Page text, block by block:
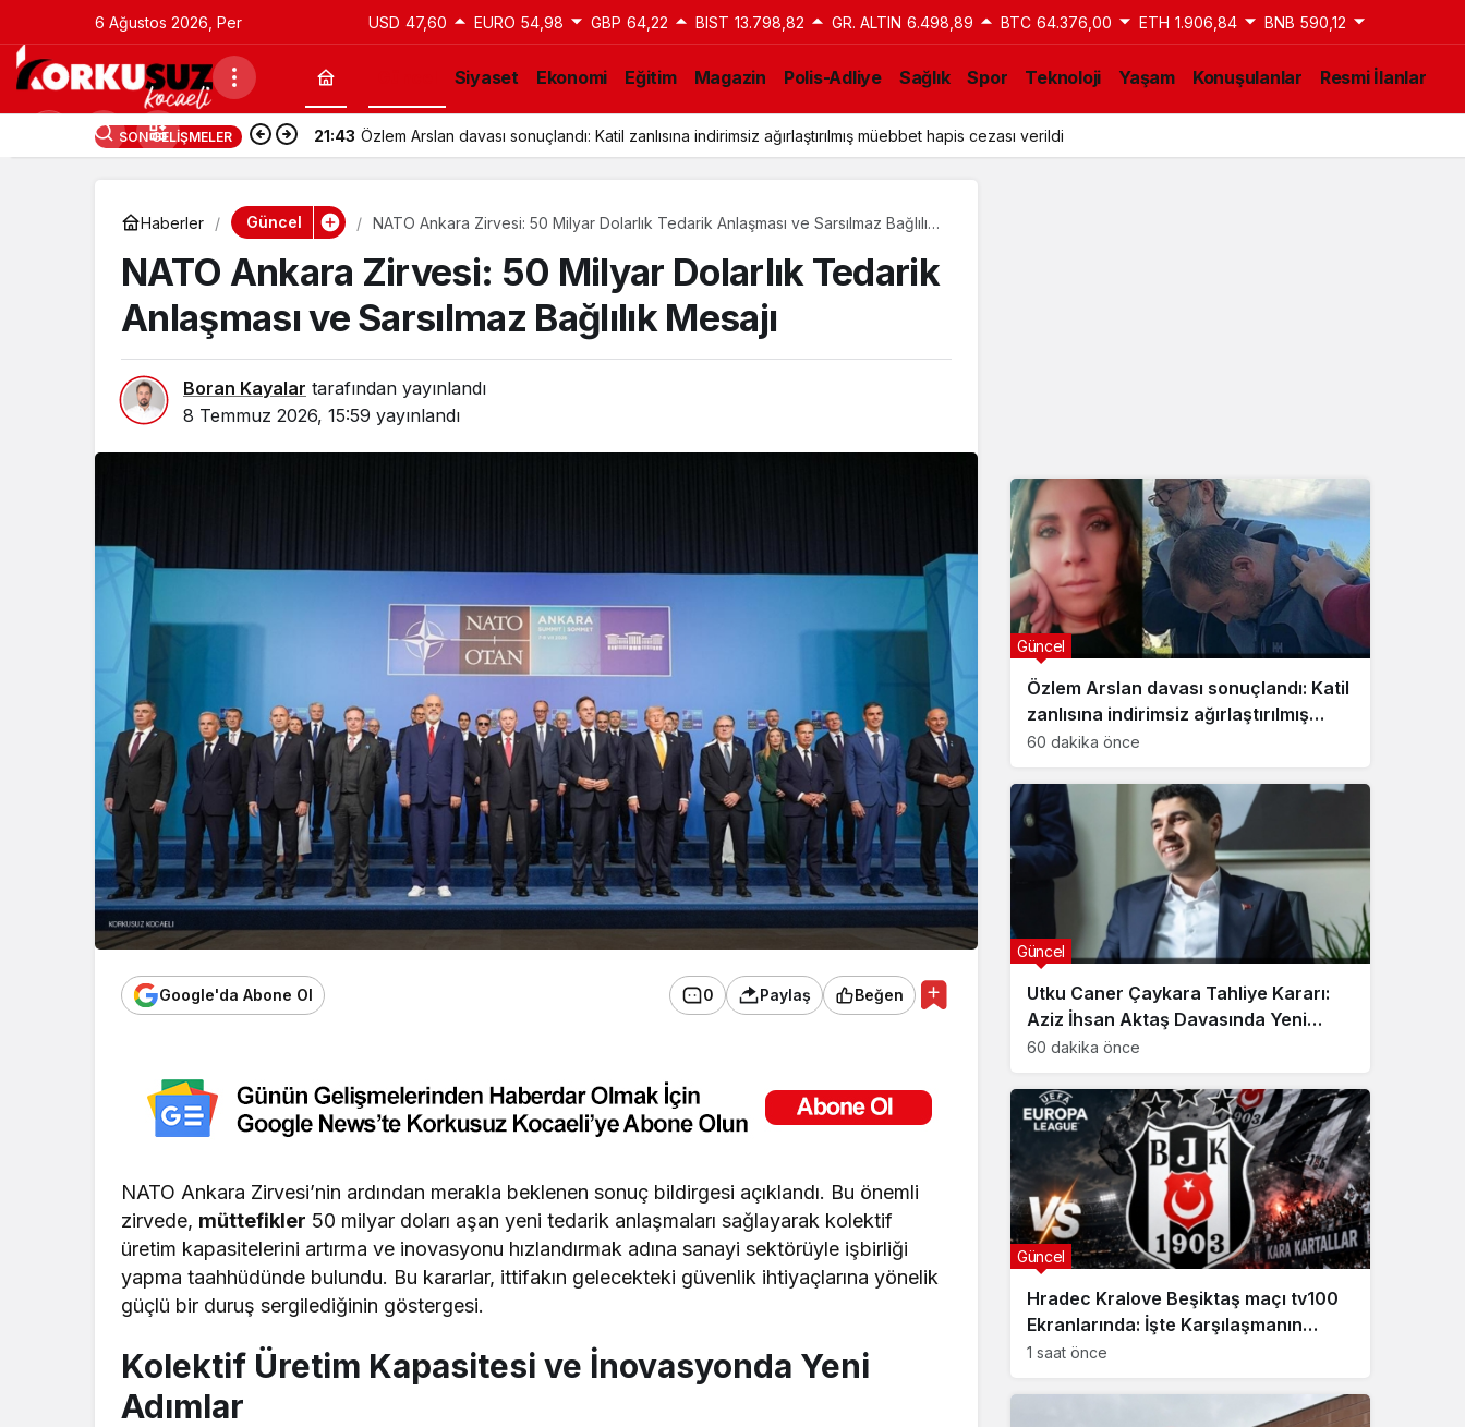
6 Ağustos 2026, Per USD 47,60 EURO 54,98 GBP 64,22 BIST 13.798,82 GR. ALTIN 6.498,89 BTC 64.376,00 ETH 1.906,84 BNB 590,12
Siyaset Ekonomi Eğitim Magazin Polis-Adliye Sağlık Spor Teknoloji Yaşam Konuşulanlar Resmi İlanlar
SON GELIŞMELER 21:43 Utku Caner Çaykara Tahliye Kararı: Aziz İhsan Aktaş Davasında Yeni Gelişme
Haberler Güncel
NATO Ankara Zirvesi: 50 Milyar Dolarlık Tedarik Anlaşması ve Sarsılmaz Bağlılık
NATO Ankara Zirvesi: 50 Milyar Dolarlık Tedarik
Anlaşması ve Sarsılmaz Bağlılık Mesajı
Boran Kayalar tarafından yayınlandı
8 Temmuz 2026, 15:59 yayınlandı
Google'da Abone Ol 0 Paylaş Beğen
NATO Ankara Zirvesi’nin ardından merakla beklenen sonuç bildirgesi açıklandı. Bu önemli
zirvede, müttefikler 50 milyar doları aşan yeni tedarik anlaşmaları sağlayarak kolektif
üretim kapasitelerini artırma ve inovasyonu hızlandırmak adına sanayi sektörüyle işbirliği
yapma taahhüdünde bulundu. Bu kararlar, ittifakın gelecekteki güvenlik ihtiyaçlarına yönelik
güçlü bir duruş sergilediğinin göstergesi.
Kolektif Üretim Kapasitesi ve İnovasyonda Yeni
Adımlar
Özlem Arslan davası sonuçlandı: Katil
zanlısına indirimsiz ağırlaştırılmış
müebbet hapis cezası verildi
60 dakika önce
Güncel
Utku Caner Çaykara Tahliye Kararı:
Aziz İhsan Aktaş Davasında Yeni
Gelişme
60 dakika önce
Güncel
Hradec Kralove Beşiktaş maçı tv100
Ekranlarında: İşte Karşılaşmanın
Detayları
1 saat önce
Güncel